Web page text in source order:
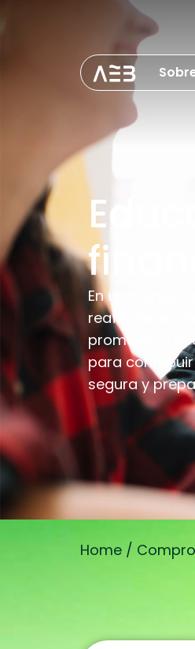
En un mundo
reafirmamos
promover y
para
segura y
Home /